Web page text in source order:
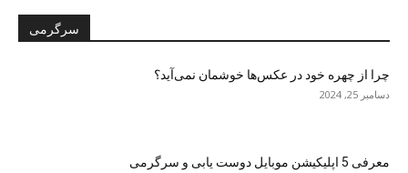
سرگرمی
چرا از چهره خود در عکس‌ها خوشمان نمی‌آید؟
دسامبر 25, 2024
معرفی 5 اپلیکیشن موبایل دوست یابی و سرگرمی